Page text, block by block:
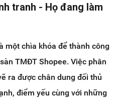
tranh - Họ đang làm
một chìa khóa để thành công
TMĐT Shopee. Việc phân
ra được chân dung đối thủ
điểm yếu cùng với những